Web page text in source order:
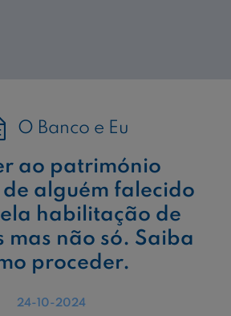
O Banco e Eu
ao património
alguém falecido
habilitação de
mas não só. Saiba
proceder.
24-10-2024